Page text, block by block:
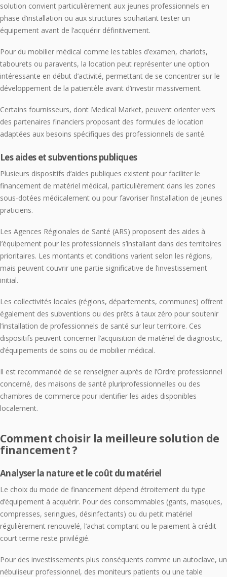
solution convient particulièrement aux jeunes professionnels en
phase d’installation ou aux structures souhaitant tester un
équipement avant de l’acquérir définitivement.
Pour du mobilier médical comme les tables d’examen, chariots,
tabourets ou paravents, la location peut représenter une option
intéressante en début d’activité, permettant de se concentrer sur le
développement de la patientèle avant d’investir massivement.
Certains fournisseurs, dont Medical Market, peuvent orienter vers
des partenaires financiers proposant des formules de location
adaptées aux besoins spécifiques des professionnels de santé.
Les aides et subventions publiques
Plusieurs dispositifs d’aides publiques existent pour faciliter le
financement de matériel médical, particulièrement dans les zones
sous-dotées médicalement ou pour favoriser l’installation de jeunes
praticiens.
Les Agences Régionales de Santé (ARS) proposent des aides à
l’équipement pour les professionnels s’installant dans des territoires
prioritaires. Les montants et conditions varient selon les régions,
mais peuvent couvrir une partie significative de l’investissement
initial.
Les collectivités locales (régions, départements, communes) offrent
également des subventions ou des prêts à taux zéro pour soutenir
l’installation de professionnels de santé sur leur territoire. Ces
dispositifs peuvent concerner l’acquisition de matériel de diagnostic,
d’équipements de soins ou de mobilier médical.
Il est recommandé de se renseigner auprès de l’Ordre professionnel
concerné, des maisons de santé pluriprofessionnelles ou des
chambres de commerce pour identifier les aides disponibles
localement.
Comment choisir la meilleure solution de
financement ?
Analyser la nature et le coût du matériel
Le choix du mode de financement dépend étroitement du type
d’équipement à acquérir. Pour des consommables (gants, masques,
compresses, seringues, désinfectants) ou du petit matériel
régulièrement renouvelé, l’achat comptant ou le paiement à crédit
court terme reste privilégié.
Pour des investissements plus conséquents comme un autoclave, un
nébuliseur professionnel, des moniteurs patients ou une table